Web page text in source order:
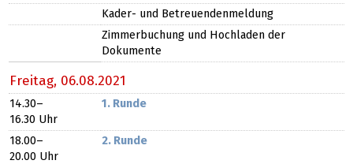
Kader- und Betreuendenmeldung
Zimmerbuchung und Hochladen der
Dokumente
Freitag, 06.08.2021
14.30​–
16.30 Uhr
1. Runde
18.00​–
20.00 Uhr
2. Runde